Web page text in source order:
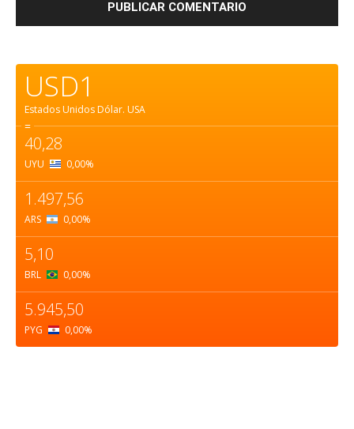
USD1
Estados Unidos Dólar. USA
=
40,28
UYU 0,00%
1.497,56
ARS 0,00%
5,10
BRL 0,00%
5.945,50
PYG 0,00%